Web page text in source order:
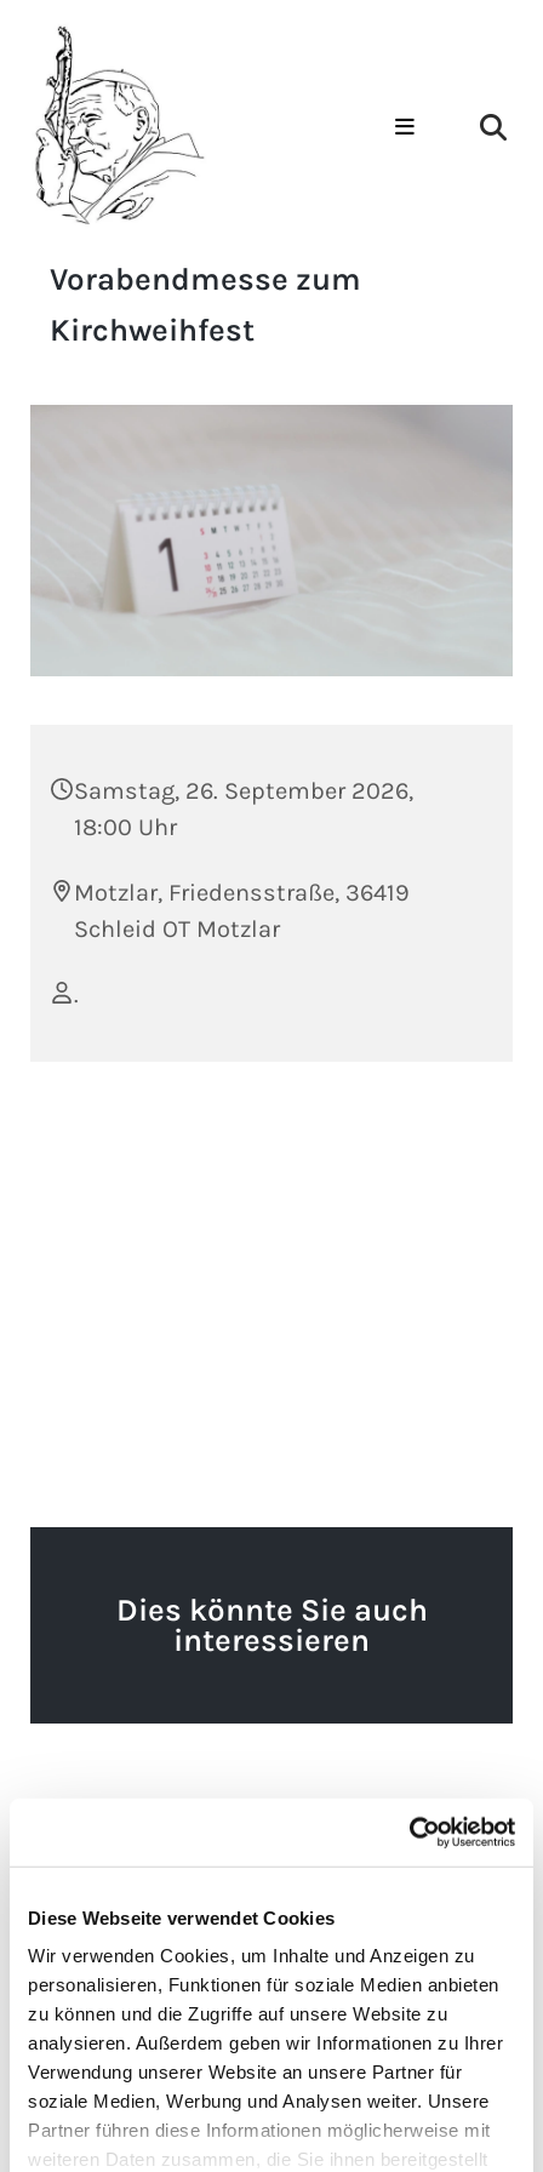
Diese Webseite verwendet Cookies
Wir verwenden Cookies, um Inhalte und Anzeigen zu
personalisieren, Funktionen für soziale Medien anbieten
zu können und die Zugriffe auf unsere Website zu
analysieren. Außerdem geben wir Informationen zu Ihrer
Verwendung unserer Website an unsere Partner für
soziale Medien, Werbung und Analysen weiter. Unsere
Partner führen diese Informationen möglicherweise mit
weiteren Daten zusammen, die Sie ihnen bereitgestellt
Vorabendmesse zum
Kirchweihfest
Samstag, 26. September 2026,
18:00 Uhr
Motzlar, Friedensstraße, 36419
Schleid OT Motzlar
.
Dies könnte Sie auch
interessieren